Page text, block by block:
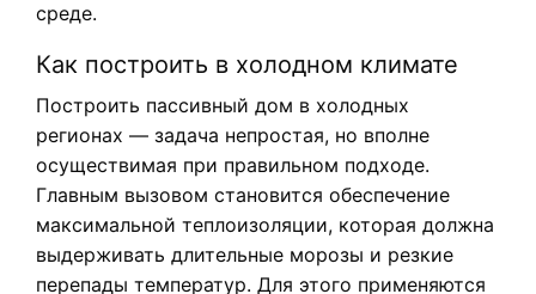
среде.
Как построить в холодном климате
Построить пассивный дом в холодных
регионах — задача непростая, но вполне
осуществимая при правильном подходе.
Главным вызовом становится обеспечение
максимальной теплоизоляции, которая должна
выдерживать длительные морозы и резкие
перепады температур. Для этого применяются